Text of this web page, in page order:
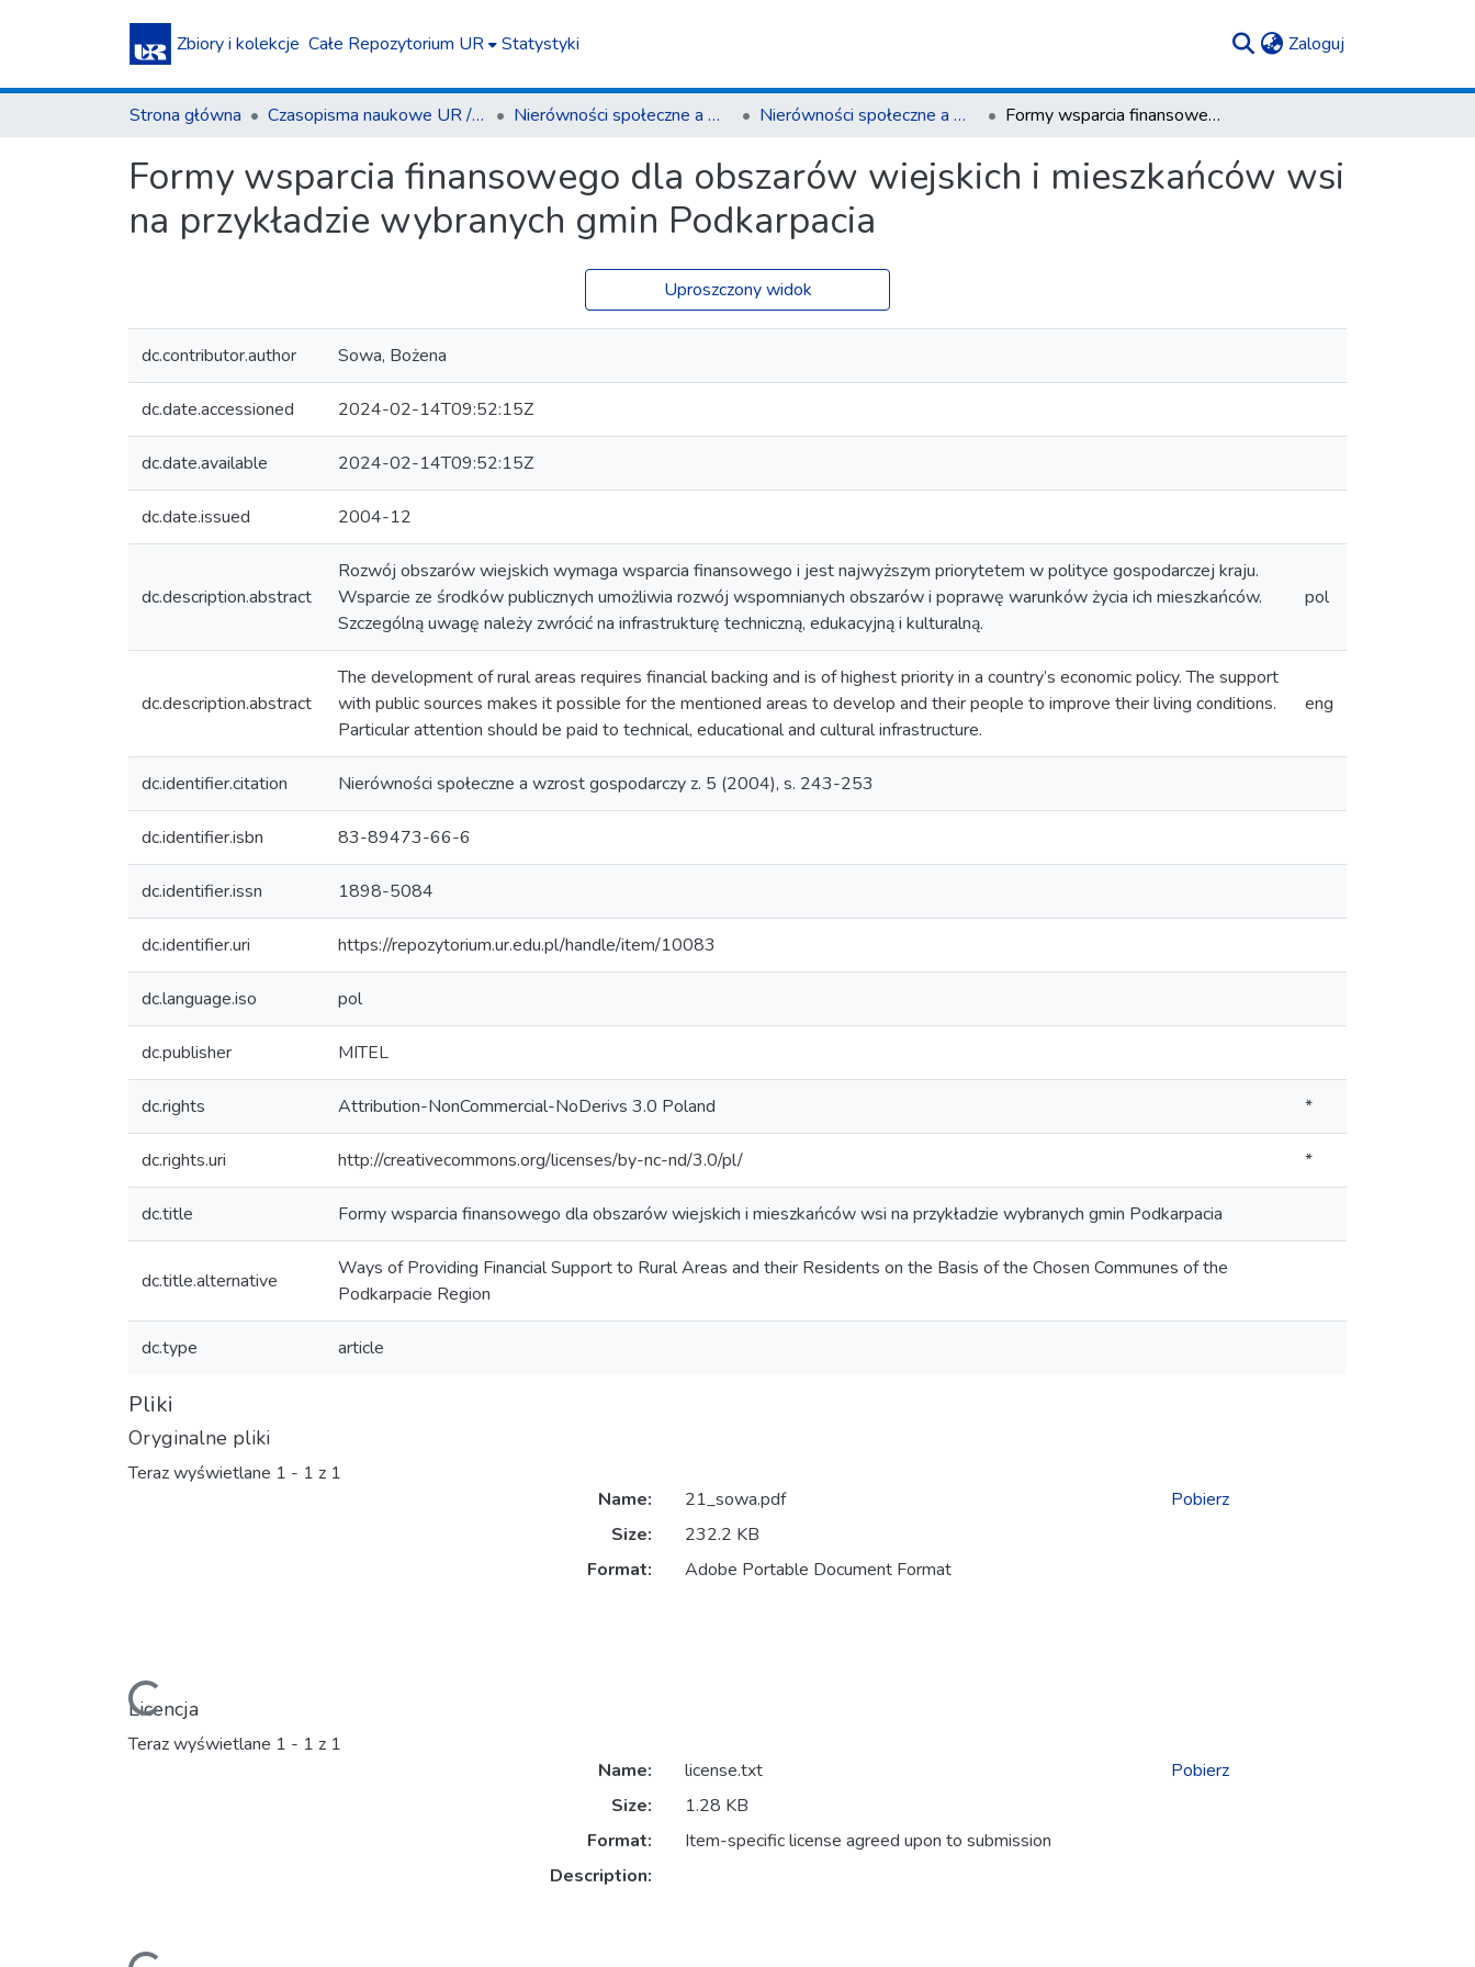
Zbiory i kolekcje Całe Repozytorium UR Statystyki Zaloguj
Strona główna Czasopisma naukowe UR / Scientific Journals Nierówności społeczne a wzrost gospodarczy Nierówności społeczne a wzrost gospodarczy z. 5 (2004) Formy wsparcia finansowego dla obszarów wiejskich i mieszkańców wsi na przykładzie wybranych gmin Podkarpacia
Formy wsparcia finansowego dla obszarów wiejskich i mieszkańców wsi
na przykładzie wybranych gmin Podkarpacia
Uproszczony widok
dc.contributor.author Sowa, Bożena
dc.date.accessioned 2024-02-14T09:52:15Z
dc.date.available 2024-02-14T09:52:15Z
dc.date.issued 2004-12
dc.description.abstract
Rozwój obszarów wiejskich wymaga wsparcia finansowego i jest najwyższym priorytetem w polityce gospodarczej kraju.
Wsparcie ze środków publicznych umożliwia rozwój wspomnianych obszarów i poprawę warunków życia ich mieszkańców.
Szczególną uwagę należy zwrócić na infrastrukturę techniczną, edukacyjną i kulturalną.
pol
dc.description.abstract
The development of rural areas requires financial backing and is of highest priority in a country’s economic policy. The support
with public sources makes it possible for the mentioned areas to develop and their people to improve their living conditions.
Particular attention should be paid to technical, educational and cultural infrastructure.
eng
dc.identifier.citation Nierówności społeczne a wzrost gospodarczy z. 5 (2004), s. 243-253
dc.identifier.isbn 83-89473-66-6
dc.identifier.issn 1898-5084
dc.identifier.uri https://repozytorium.ur.edu.pl/handle/item/10083
dc.language.iso pol
dc.publisher MITEL
dc.rights Attribution-NonCommercial-NoDerivs 3.0 Poland *
dc.rights.uri http://creativecommons.org/licenses/by-nc-nd/3.0/pl/ *
dc.title Formy wsparcia finansowego dla obszarów wiejskich i mieszkańców wsi na przykładzie wybranych gmin Podkarpacia
dc.title.alternative
Ways of Providing Financial Support to Rural Areas and their Residents on the Basis of the Chosen Communes of the
Podkarpacie Region
dc.type article
Pliki
Oryginalne pliki
Teraz wyświetlane 1 - 1 z 1
Ładowanie...
Name:
21_sowa.pdf
Size:
232.2 KB
Format:
Adobe Portable Document Format
Pobierz
Licencja
Teraz wyświetlane 1 - 1 z 1
Name:
license.txt
Size:
1.28 KB
Format:
Item-specific license agreed upon to submission
Description:
Pobierz